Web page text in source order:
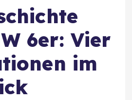
6er: Vier
im